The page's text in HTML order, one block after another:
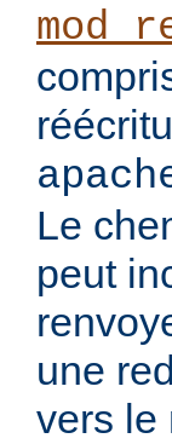
Le
peut
une
vers le